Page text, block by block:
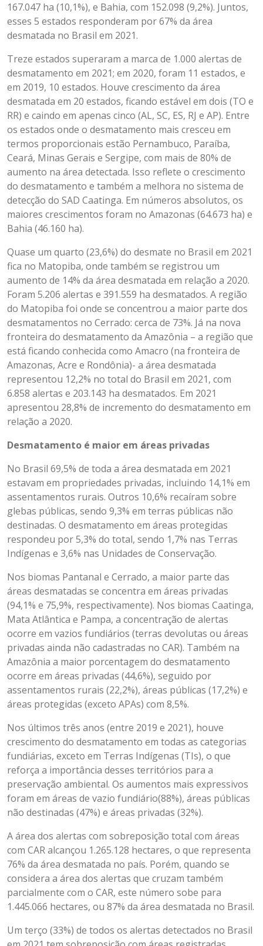
167.047 ha (10,1%), e Bahia, com 152.098 (9,2%). Juntos,
esses 5 estados responderam por 67% da área
desmatada no Brasil em 2021.
Treze estados superaram a marca de 1.000 alertas de
desmatamento em 2021; em 2020, foram 11 estados, e
em 2019, 10 estados. Houve crescimento da área
desmatada em 20 estados, ficando estável em dois (TO e
RR) e caindo em apenas cinco (AL, SC, ES, RJ e AP). Entre
os estados onde o desmatamento mais cresceu em
termos proporcionais estão Pernambuco, Paraíba,
Ceará, Minas Gerais e Sergipe, com mais de 80% de
aumento na área detectada. Isso reflete o crescimento
do desmatamento e também a melhora no sistema de
detecção do SAD Caatinga. Em números absolutos, os
maiores crescimentos foram no Amazonas (64.673 ha) e
Bahia (46.160 ha).
Quase um quarto (23,6%) do desmate no Brasil em 2021
fica no Matopiba, onde também se registrou um
aumento de 14% da área desmatada em relação a 2020.
Foram 5.206 alertas e 391.559 ha desmatados. A região
do Matopiba foi onde se concentrou a maior parte dos
desmatamentos no Cerrado: cerca de 73%. Já na nova
fronteira do desmatamento da Amazônia – a região que
está ficando conhecida como Amacro (na fronteira de
Amazonas, Acre e Rondônia)- a área desmatada
representou 12,2% no total do Brasil em 2021, com
6.858 alertas e 203.143 ha desmatados. Em 2021
apresentou 28,8% de incremento do desmatamento em
relação a 2020.
Desmatamento é maior em áreas privadas
No Brasil 69,5% de toda a área desmatada em 2021
estavam em propriedades privadas, incluindo 14,1% em
assentamentos rurais. Outros 10,6% recaíram sobre
glebas públicas, sendo 9,3% em terras públicas não
destinadas. O desmatamento em áreas protegidas
respondeu por 5,3% do total, sendo 1,7% nas Terras
Indígenas e 3,6% nas Unidades de Conservação.
Nos biomas Pantanal e Cerrado, a maior parte das
áreas desmatadas se concentra em áreas privadas
(94,1% e 75,9%, respectivamente). Nos biomas Caatinga,
Mata Atlântica e Pampa, a concentração de alertas
ocorre em vazios fundiários (terras devolutas ou áreas
privadas ainda não cadastradas no CAR). Também na
Amazônia a maior porcentagem do desmatamento
ocorre em áreas privadas (44,6%), seguido por
assentamentos rurais (22,2%), áreas públicas (17,2%) e
áreas protegidas (exceto APAs) com 8,5%.
Nos últimos três anos (entre 2019 e 2021), houve
crescimento do desmatamento em todas as categorias
fundiárias, exceto em Terras Indígenas (TIs), o que
reforça a importância desses territórios para a
preservação ambiental. Os aumentos mais expressivos
foram em áreas de vazio fundiário(88%), áreas públicas
não destinadas (47%) e áreas privadas (32%).
A área dos alertas com sobreposição total com áreas
com CAR alcançou 1.265.128 hectares, o que representa
76% da área desmatada no país. Porém, quando se
considera a área dos alertas que cruzam também
parcialmente com o CAR, este número sobe para
1.445.066 hectares, ou 87% da área desmatada no Brasil.
Um terço (33%) de todos os alertas detectados no Brasil